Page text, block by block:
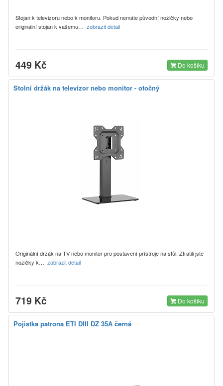
Stojan k televizoru nebo k monitoru. Pokud nemáte původní nožičky nebo
originální stojan k vašemu… zobrazit detail
449 Kč Do košíku
Stolní držák na televizor nebo monitor - otočný
Originální držák na TV nebo monitor pro postavení přístroje na stůl. Ztratili jste
nožičky k… zobrazit detail
719 Kč Do košíku
Pojistka patrona ETI DIII DZ 35A černá